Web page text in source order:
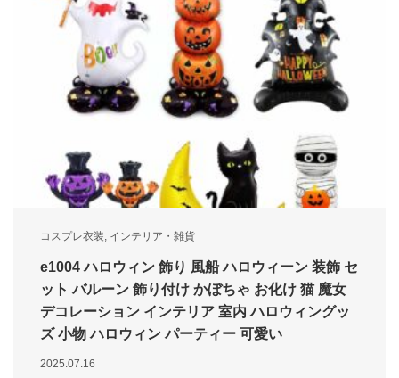
コスプレ衣装, インテリア・雑貨
e1004 ハロウィン 飾り 風船 ハロウィーン 装飾 セ
ット バルーン 飾り付け かぼちゃ お化け 猫 魔女
デコレーション インテリア 室内 ハロウィングッ
ズ 小物 ハロウィン パーティー 可愛い
2025.07.16